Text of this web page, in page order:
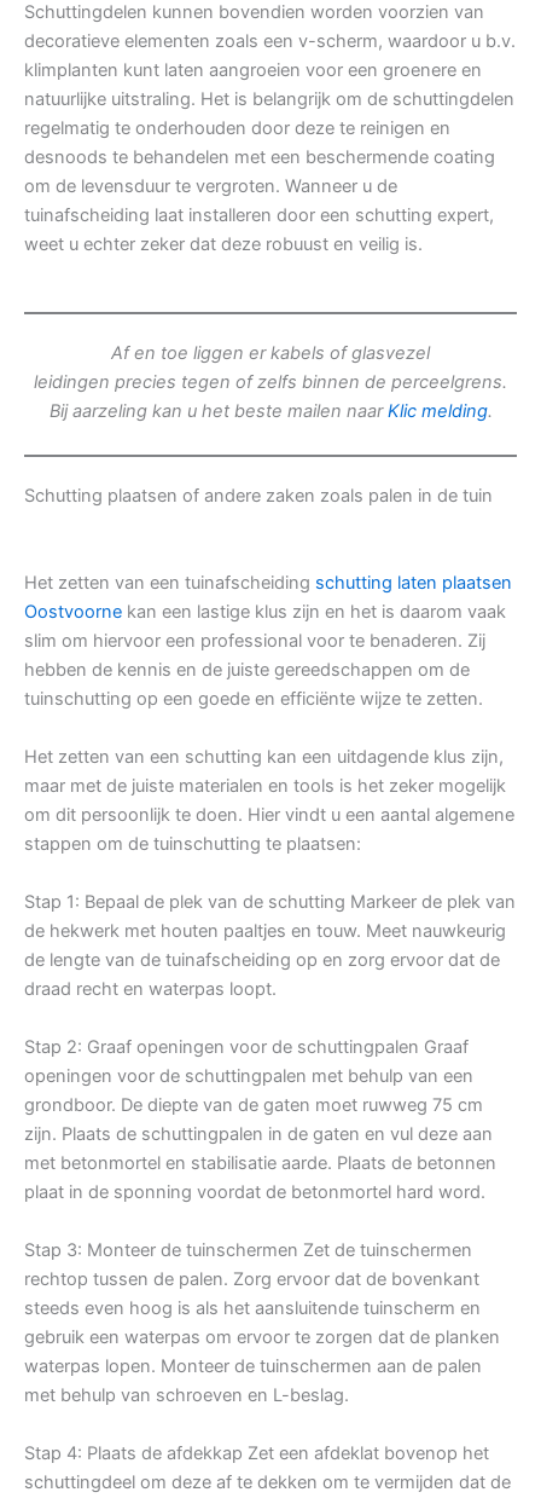
Schuttingdelen kunnen bovendien worden voorzien van
decoratieve elementen zoals een v-scherm, waardoor u b.v.
klimplanten kunt laten aangroeien voor een groenere en
natuurlijke uitstraling. Het is belangrijk om de schuttingdelen
regelmatig te onderhouden door deze te reinigen en
desnoods te behandelen met een beschermende coating
om de levensduur te vergroten. Wanneer u de
tuinafscheiding laat installeren door een schutting expert,
weet u echter zeker dat deze robuust en veilig is.
Af en toe liggen er kabels of glasvezel
leidingen precies tegen of zelfs binnen de perceelgrens.
Bij aarzeling kan u het beste mailen naarKlic melding.
Schutting plaatsen of andere zaken zoals palen in de tuin
Het zetten van een tuinafscheiding schutting laten plaatsen
Oostvoorne kan een lastige klus zijn en het is daarom vaak
slim om hiervoor een professional voor te benaderen. Zij
hebben de kennis en de juiste gereedschappen om de
tuinschutting op een goede en efficiënte wijze te zetten.
Het zetten van een schutting kan een uitdagende klus zijn,
maar met de juiste materialen en tools is het zeker mogelijk
om dit persoonlijk te doen. Hier vindt u een aantal algemene
stappen om de tuinschutting te plaatsen:
Stap 1: Bepaal de plek van de schutting Markeer de plek van
de hekwerk met houten paaltjes en touw. Meet nauwkeurig
de lengte van de tuinafscheiding op en zorg ervoor dat de
draad recht en waterpas loopt.
Stap 2: Graaf openingen voor de schuttingpalen Graaf
openingen voor de schuttingpalen met behulp van een
grondboor. De diepte van de gaten moet ruwweg 75 cm
zijn. Plaats de schuttingpalen in de gaten en vul deze aan
met betonmortel en stabilisatie aarde. Plaats de betonnen
plaat in de sponning voordat de betonmortel hard word.
Stap 3: Monteer de tuinschermen Zet de tuinschermen
rechtop tussen de palen. Zorg ervoor dat de bovenkant
steeds even hoog is als het aansluitende tuinscherm en
gebruik een waterpas om ervoor te zorgen dat de planken
waterpas lopen. Monteer de tuinschermen aan de palen
met behulp van schroeven en L-beslag.
Stap 4: Plaats de afdekkap Zet een afdeklat bovenop het
schuttingdeel om deze af te dekken om te vermijden dat de